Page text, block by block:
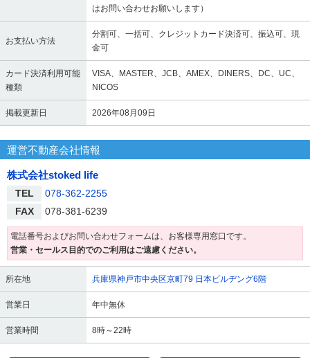
はお問い合わせお願いします）
お支払い方法
分割可、一括可、クレジットカード決済可、振込可、現
金可
カード決済利用可能
種類
VISA、MASTER、JCB、AMEX、DINERS、DC、UC、
NICOS
掲載更新日 2026年08月09日
運営不動産会社情報
株式会社stoked life
TEL
078-362-2255
FAX
078-381-6239
電話番号およびお問い合わせフォームは、お客様専用窓口です。
営業・セールス目的でのご利用はご遠慮ください。
所在地 兵庫県神戸市中央区京町79 日本ビルヂング6階
営業日 年中無休
営業時間 8時～22時